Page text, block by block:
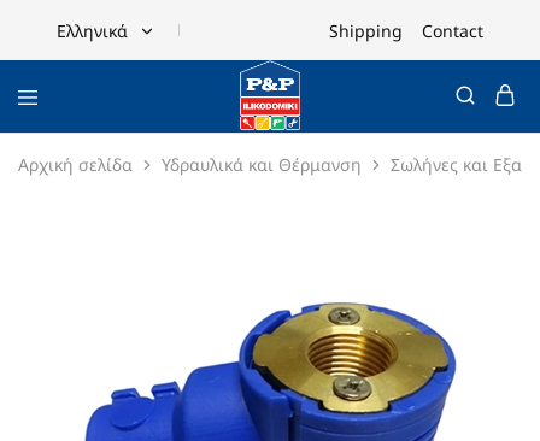
Ελληνικά
English
Shipping Contact
Αρχική σελίδα Υδραυλικά και Θέρμανση Σωλήνες και